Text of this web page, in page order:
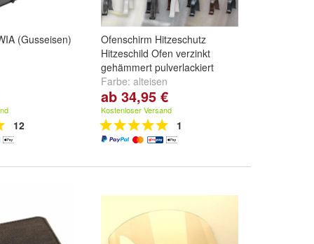
(Gusseisen)
12
Ofenschirm Hitzeschutz
Hitzeschild Ofen verzinkt
gehämmert pulverlackiert
Farbe: alteisen
(schwarz/silber)
(gold/braun),kupfer/schwarz
gewischtundweitere ...
ab 34,95 €
Kostenloser Versand
1